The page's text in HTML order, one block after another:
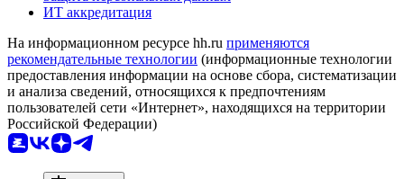
ИТ аккредитация
На информационном ресурсе hh.ru применяются
рекомендательные технологии (информационные технологии
предоставления информации на основе сбора, систематизации
и анализа сведений, относящихся к предпочтениям
пользователей сети «Интернет», находящихся на территории
Российской Федерации)